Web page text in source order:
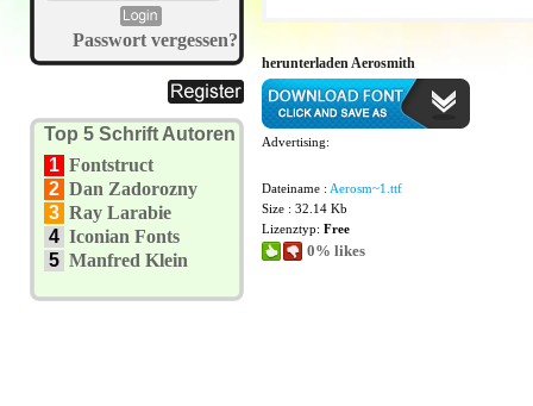
Passwort vergessen?
Top 5 Schrift Autoren
1 Fontstruct
2 Dan Zadorozny
3 Ray Larabie
4 Iconian Fonts
5 Manfred Klein
herunterladen Aerosmith
Advertising:
Dateiname : Aerosm~1.ttf
Size : 32.14 Kb
Lizenztyp: Free
0% likes